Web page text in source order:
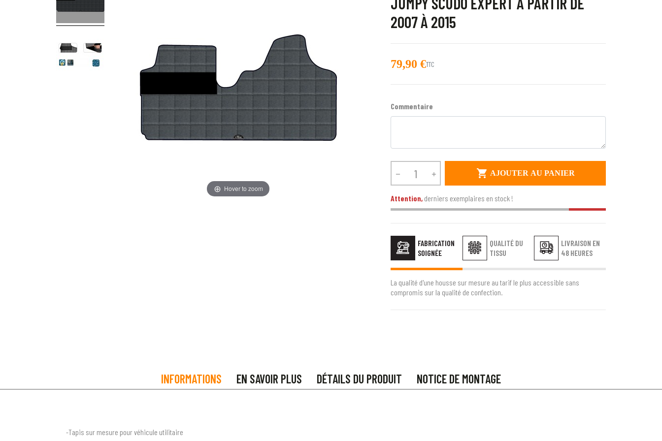
Hover to zoom
2007 À 2015
79,90 €TTC
Commentaire
   AJOUTER AU PANIER
Attention, derniers exemplaires en stock !
FABRICATION
SOIGNÉE
QUALITÉ DU
TISSU
LIVRAISON EN
48 HEURES
La qualité d'une housse sur mesure au tarif le plus accessible sans
compromis sur la qualité de confection.
INFORMATIONS EN SAVOIR PLUS DÉTAILS DU PRODUIT NOTICE DE MONTAGE
-Tapis sur mesure pour véhicule utilitaire